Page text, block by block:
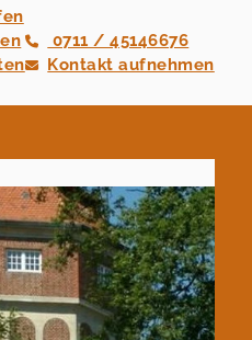
0711 / 45146676
Kontakt aufnehmen